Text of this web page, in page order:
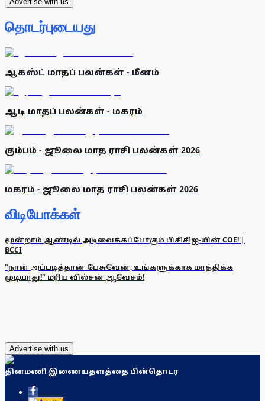
தொடர்புடையது
ஆகஸ்ட் மாதப் பலன்கள் - மீனம்
ஆடி மாதப் பலன்கள் - மகரம்
கும்பம் - ஜூலை மாத ராசி பலன்கள் 2026
மகரம் - ஜூலை மாத ராசி பலன்கள் 2026
விடியோக்கள்
மூன்றாம் ஆண்டில் அடிவைக்கப்போகும் பிசிசிஐ-யின் COE! |
BCCI
"நான் அப்படித்தான் பேசுவேன்; உங்களுக்காக மாத்திக்க
முடியாது!" மரிய வில்சன் ஆவேசம்!
Advertise with us
தினமணி இணையதளத்தை பின்தொடர